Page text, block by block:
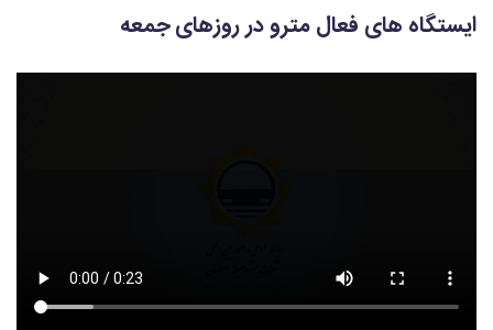
ایستگاه های فعال مترو در روزهای جمعه